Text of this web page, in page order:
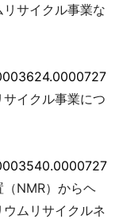
リサイクル事業な
サイクル事業につ
（NMR）からヘ
ムリサイクルネ